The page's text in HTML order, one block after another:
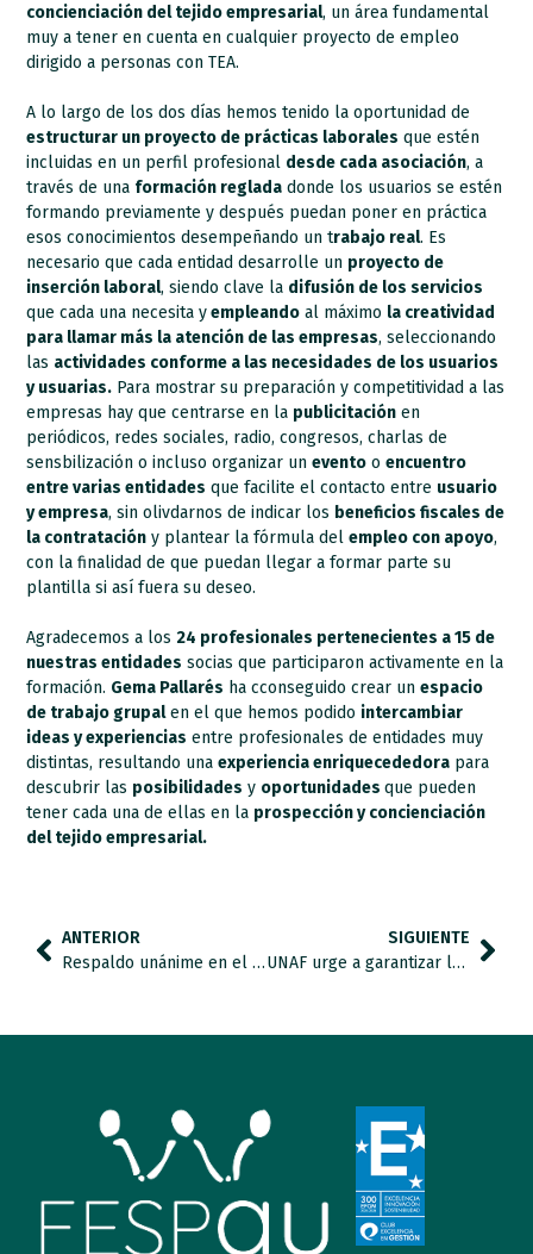
concienciación del tejido empresarial, un área fundamental
muy a tener en cuenta en cualquier proyecto de empleo
dirigido a personas con TEA.
A lo largo de los dos días hemos tenido la oportunidad de
estructurar un proyecto de prácticas laborales que estén
incluidas en un perfil profesional desde cada asociación, a
través de una formación reglada donde los usuarios se estén
formando previamente y después puedan poner en práctica
esos conocimientos desempeñando un trabajo real. Es
necesario que cada entidad desarrolle un proyecto de
inserción laboral, siendo clave la difusión de los servicios
que cada una necesita yempleando al máximo la creatividad
para llamar más la atención de las empresas, seleccionando
las actividades conforme a las necesidades de los usuarios
y usuarias. Para mostrar su preparación y competitividad a las
empresas hay que centrarse en la publicitación en
periódicos, redes sociales, radio, congresos, charlas de
sensbilización o incluso organizar unevento oencuentro
entre varias entidades que facilite el contacto entre usuario
y empresa, sin olivdarnos de indicar los beneficios fiscales de
la contratación y plantear la fórmula delempleo con apoyo,
con la finalidad de que puedan llegar a formar parte su
plantilla si así fuera su deseo.
Agradecemos a los24 profesionales pertenecientes a 15 de
nuestras entidades socias que participaron activamente en la
formación. Gema Pallarés ha cconseguido crear unespacio
de trabajo grupalen el que hemos podido intercambiar
ideas y experiencias entre profesionales de entidades muy
distintas, resultando unaexperiencia enriquecededora para
descubrir las posibilidades y oportunidadesque pueden
tener cada una de ellas en la prospección y concienciación
del tejido empresarial.
ANTERIOR
Respaldo unánime en el Congreso a la ilegalización de las esterilizaciones forzadas de personas con discapacidad
SIGUIENTE
UNAF urge a garantizar la corresponsabilidad en los cuidados ante el impacto de la pandemia